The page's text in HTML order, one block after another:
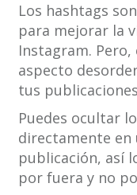
Los hashtags
para mejorar la
Instagram.
aspecto
tus
Puedes ocultar
directamente
publicación, así
por fuera y no